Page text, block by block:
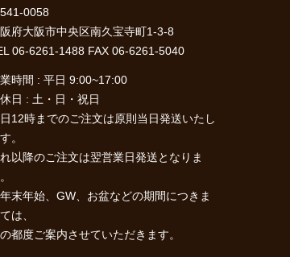
0058
府大阪市中央区南久宝寺町1-3-8
06-6261-1488 FAX 06-6261-5040
時間 : 平日 9:00~17:00
日 : 土・日・祝日
12時までのご注文は原則当日発送いたし
。
以降のご注文は翌営業日発送となりま
末年始、GW、お盆などの期間につきま
は、
都度ご案内させていただきます。